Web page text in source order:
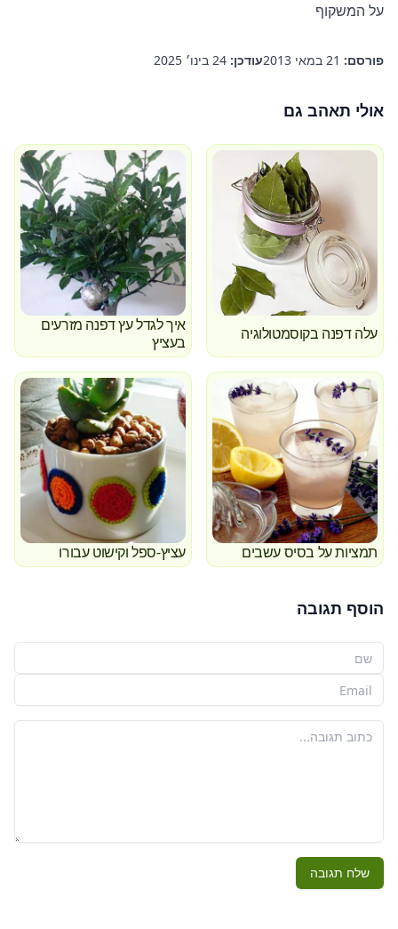
על המשקוף
פורסם: 21 במאי 2013 עודכן: 24 בינו׳ 2025
אולי תאהב גם
עלה דפנה בקוסמטולוגיה
איך לגדל עץ דפנה מזרעים
בעציץ
תמציות על בסיס עשבים עציץ-ספל וקישוט עבורו
הוסף תגובה
שמך
האימייל שלך
התגובה שלך
שלח תגובה